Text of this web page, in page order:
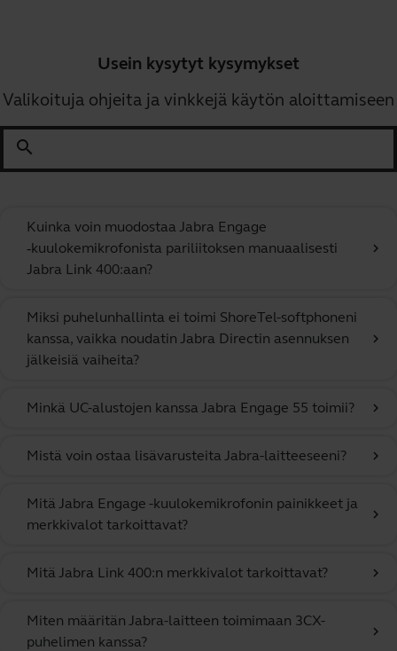
Usein kysytyt kysymykset
Valikoituja ohjeita ja vinkkejä käytön aloittamiseen
search
Kuinka voin muodostaa Jabra Engage
‑kuulokemikrofonista pariliitoksen manuaalisesti
Jabra Link 400:aan?
chevron_right
Miksi puhelunhallinta ei toimi ShoreTel-softphoneni
kanssa, vaikka noudatin Jabra Directin asennuksen
jälkeisiä vaiheita?
chevron_right
Minkä UC-alustojen kanssa Jabra Engage 55 toimii? chevron_right
Mistä voin ostaa lisävarusteita Jabra-laitteeseeni? chevron_right
Mitä Jabra Engage -kuulokemikrofonin painikkeet ja
merkkivalot tarkoittavat?
chevron_right
Mitä Jabra Link 400:n merkkivalot tarkoittavat? chevron_right
Miten määritän Jabra-laitteen toimimaan 3CX-
puhelimen kanssa?
chevron_right